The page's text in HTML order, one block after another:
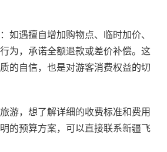
：如遇擅自增加购物点、临时加价、
为，承诺全额退款或差价补偿。这
的自信，也是对游客消费权益的切
游，想了解详细的收费标准和费用
的预算方案，可以直接联系新疆飞